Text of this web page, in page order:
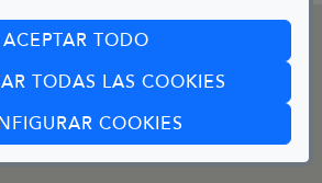
ACEPTAR TODO
TODAS LAS COOKIES
COOKIES